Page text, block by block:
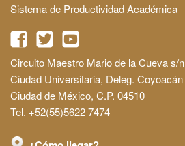
Sistema de Productividad Académica
Circuito Maestro Mario de la Cueva s/n
Ciudad Universitaria, Deleg. Coyoacán
Ciudad de México, C.P. 04510
Tel. +52(55)5622 7474